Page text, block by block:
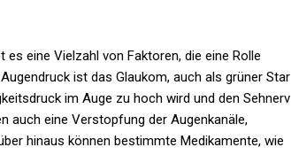
eine Vielzahl von Faktoren, die eine Rolle
ist das Glaukom, auch als grüner Star
im Auge zu hoch wird und den Sehnerv
auch eine Verstopfung der Augenkanäle,
hinaus können bestimmte Medikamente, wie